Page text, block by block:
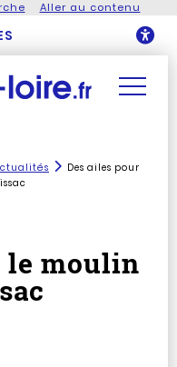
Aller au contenu
Des ailes pour
le moulin